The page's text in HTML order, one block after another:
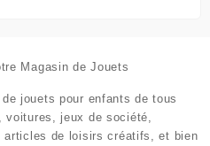
Magasin de Jouets
jouets pour enfants de tous
jeux de société,
articles de loisirs créatifs, et bien